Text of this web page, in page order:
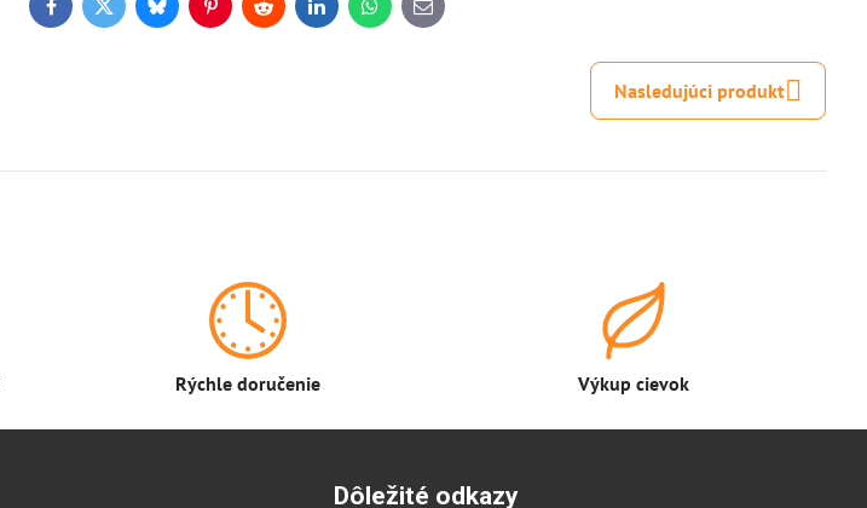
FacebookTwitterBlueskyPinterestRedditLinkedInWhatsApp
E-
mail
Nasledujúci produkt
Rýchle doručenie Výkup cievok
Dôležité odkazy